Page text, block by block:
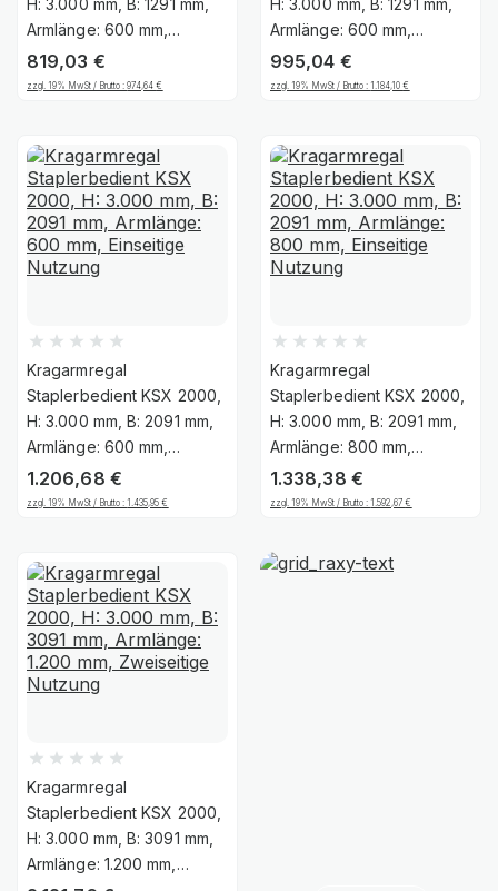
H: 3.000 mm, B: 1291 mm,
Armlänge: 600 mm,
Einseitige Nutzung
819,03 €
zzgl. 19% MwSt / Brutto :974,64€
H: 3.000 mm, B: 1291 mm,
Armlänge: 600 mm,
Zweiseitige Nutzung
995,04 €
zzgl. 19% MwSt / Brutto :1.184,10€
Kragarmregal
Staplerbedient KSX 2000,
H: 3.000 mm, B: 2091 mm,
Armlänge: 600 mm,
Einseitige Nutzung
1.206,68 €
zzgl. 19% MwSt / Brutto :1.435,95€
Kragarmregal
Staplerbedient KSX 2000,
H: 3.000 mm, B: 2091 mm,
Armlänge: 800 mm,
Einseitige Nutzung
1.338,38 €
zzgl. 19% MwSt / Brutto :1.592,67€
Kragarmregal
Staplerbedient KSX 2000,
H: 3.000 mm, B: 3091 mm,
Armlänge: 1.200 mm,